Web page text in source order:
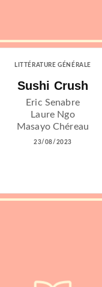
LITTÉRATURE GÉNÉRALE
Sushi Crush
Eric Senabre
Laure Ngo
Masayo Chéreau
23/08/2023